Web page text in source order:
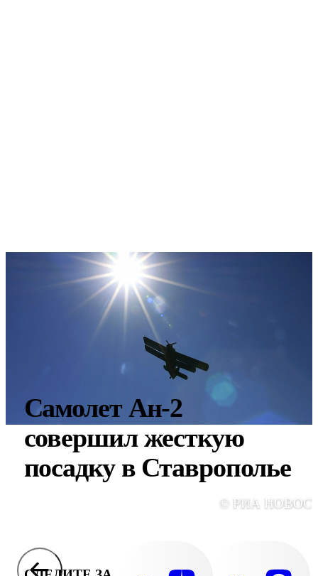
Самолет Ан-2
совершил жесткую
посадку в Ставрополье
© РИА